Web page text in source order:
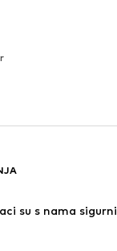
su s nama sigurni